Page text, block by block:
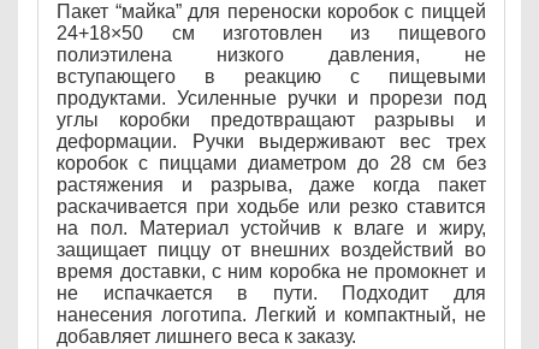
Пакет “майка” для переноски коробок с пиццей
24+18×50 см изготовлен из пищевого
полиэтилена низкого давления, не
вступающего в реакцию с пищевыми
продуктами. Усиленные ручки и прорези под
углы коробки предотвращают разрывы и
деформации. Ручки выдерживают вес трех
коробок с пиццами диаметром до 28 см без
растяжения и разрыва, даже когда пакет
раскачивается при ходьбе или резко ставится
на пол. Материал устойчив к влаге и жиру,
защищает пиццу от внешних воздействий во
время доставки, с ним коробка не промокнет и
не испачкается в пути. Подходит для
нанесения логотипа. Легкий и компактный, не
добавляет лишнего веса к заказу.